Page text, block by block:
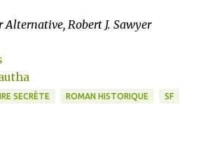
Alternative, Robert J. Sawyer
SECRÈTE ROMAN HISTORIQUE SF